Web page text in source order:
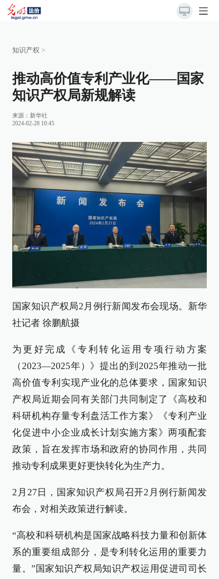
知识产权 >
推动高价值专利产业化——国家
知识产权局新规解读
来源： 新华社
2024-02-28 10:45
国家知识产权局2月例行新闻发布会现场。新华
社记者 徐鹏航摄
为更好完成《专利转化运用专项行动方案
（2023—2025年）》提出的到2025年推动一批
高价值专利实现产业化的总体要求，国家知识
产权局近期会同有关部门共同制定了《高校和
科研机构存量专利盘活工作方案》《专利产业
化促进中小企业成长计划实施方案》两项配套
政策，旨在发挥市场和政府的协同作用，共同
推动专利成果更好更快转化为生产力。
2月27日，国家知识产权局召开2月例行新闻发
布会，对相关政策进行解读。
“高校和科研机构是国家战略科技力量和创新体
系的重要组成部分，是专利转化运用的重要力
量。”国家知识产权局知识产权运用促进司司长